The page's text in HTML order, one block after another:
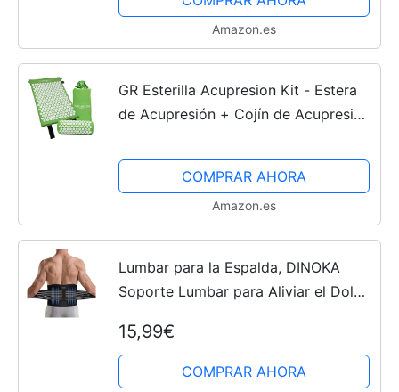
Amazon.es
GR Esterilla Acupresion Kit - Estera
de Acupresión + Cojín de Acupresión
Cuello, Relaja los Músculos y Reduce
el Insomnio
COMPRAR AHORA
Amazon.es
Lumbar para la Espalda, DINOKA
Soporte Lumbar para Aliviar el Dolor
Daños, Faja lumbar para la espalda
para...
15,99€
COMPRAR AHORA